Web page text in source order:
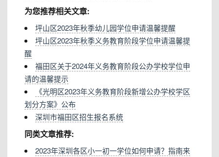
为您推荐相关文章:
坪山区2023年秋季幼儿园学位申请温馨提醒
坪山区2023年秋季义务教育阶段学位申请温馨提
醒
福田区关于2024年义务教育阶段公办学校学位申
请的温馨提示
《光明区2023年义务教育阶段新增公办学校学区
划分方案》公布
深圳市福田区招生报名系统
同类文章推荐:
2023年深圳各区小一初一学位如何申请？指南来